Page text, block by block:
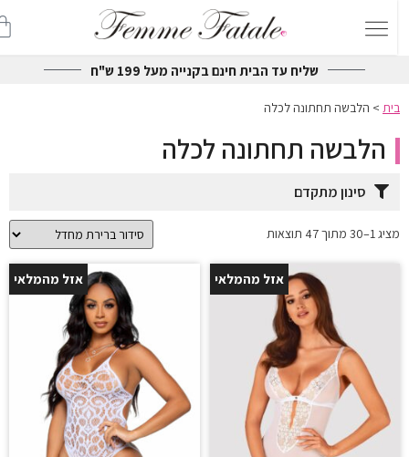
שליח עד הבית חינם בקנייה מעל 199 ש"ח
בית>הלבשה תחתונה לכלה
הלבשה תחתונה לכלה
סינון מתקדם
מציג 1–30 מתוך 47 תוצאות
25%
אזל מהמלאי 25%
אזל מהמלאי